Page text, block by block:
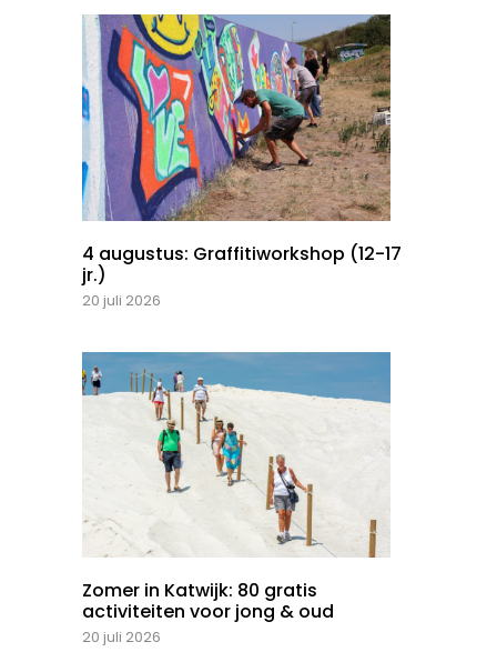
4 augustus: Graffitiworkshop (12-17
jr.)
20 juli 2026
Zomer in Katwijk: 80 gratis
activiteiten voor jong & oud
20 juli 2026